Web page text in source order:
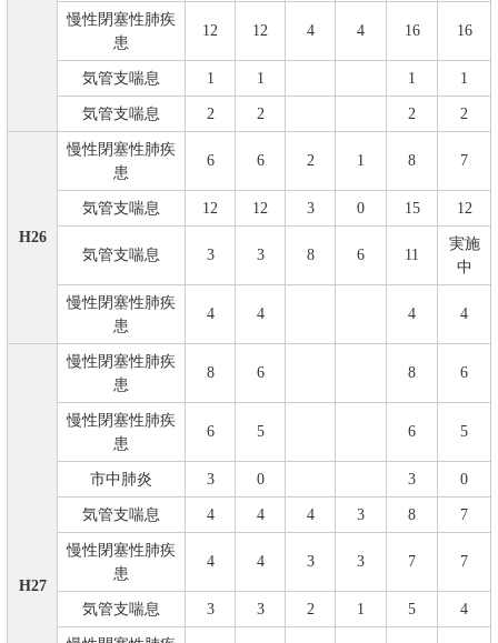
慢性閉塞性肺疾
患
12 12 4 4 16 16
気管支喘息 1 1 1 1
気管支喘息 2 2 2 2
H26
慢性閉塞性肺疾
患
6 6 2 1 8 7
気管支喘息 12 12 3 0 15 12
気管支喘息 3 3 8 6 11
実施
中
慢性閉塞性肺疾
患
4 4 4 4
H27
慢性閉塞性肺疾
患
8 6 8 6
慢性閉塞性肺疾
患
6 5 6 5
市中肺炎 3 0 3 0
気管支喘息 4 4 4 3 8 7
慢性閉塞性肺疾
患
4 4 3 3 7 7
気管支喘息 3 3 2 1 5 4